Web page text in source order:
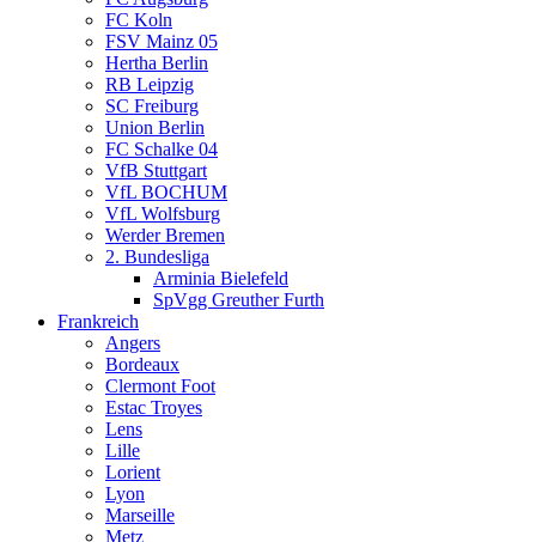
FC Koln
FSV Mainz 05
Hertha Berlin
RB Leipzig
SC Freiburg
Union Berlin
FC Schalke 04
VfB Stuttgart
VfL BOCHUM
VfL Wolfsburg
Werder Bremen
2. Bundesliga
Arminia Bielefeld
SpVgg Greuther Furth
Frankreich
Angers
Bordeaux
Clermont Foot
Estac Troyes
Lens
Lille
Lorient
Lyon
Marseille
Metz